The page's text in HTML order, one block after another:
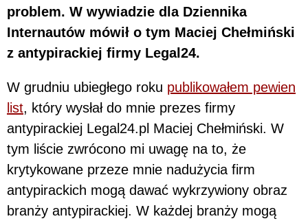
problem. W wywiadzie dla Dziennika
Internautów mówił o tym Maciej Chełmiński
z antypirackiej firmy Legal24.
W grudniu ubiegłego roku publikowałem pewien
list, który wysłał do mnie prezes firmy
antypirackiej Legal24.pl Maciej Chełmiński. W
tym liście zwrócono mi uwagę na to, że
krytykowane przeze mnie nadużycia firm
antypirackich mogą dawać wykrzywiony obraz
branży antypirackiej. W każdej branży mogą